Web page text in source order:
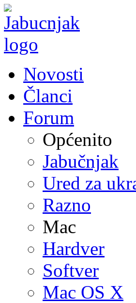
Novosti
Članci
Forum
Općenito
Jabučnjak
Ured za
Razno
Mac
Hardver
Softver
Mac OS X